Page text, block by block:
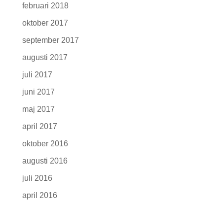
februari 2018
oktober 2017
september 2017
augusti 2017
juli 2017
juni 2017
maj 2017
april 2017
oktober 2016
augusti 2016
juli 2016
april 2016